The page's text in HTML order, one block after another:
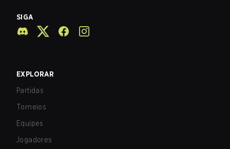
SIGA
EXPLORAR
Partidas
Torneios
Equipes
Jogadores